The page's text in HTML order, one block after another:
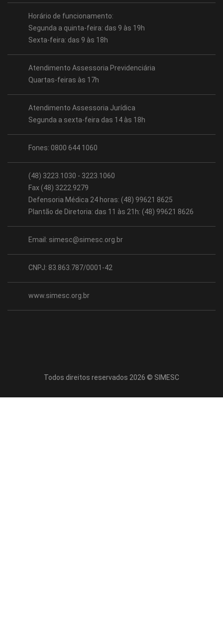
Horário de funcionamento:
Segunda a quinta-feira: das 9 às 19h
Sexta-feira: das 9 às 18h
Atendimento Assessoria Previdenciária
Quartas-feiras às 17h
Atendimento Assessoria Jurídica
Segunda a sexta-feira das 14 às 18h
Fones: 0800 644 1060
(48) 3223.1030 - 3223.1060
Fax (48) 3222.9279
Defensoria Médica 24 horas: (48) 99621 8625
Plantão de Diretoria: das 11 às 21h: (48) 99621 8626
Email: simesc@simesc.org.br
CNPJ: 83.863.787/0001-42
www.simesc.org.br
Todos direitos reservados 2026 © SIMESC